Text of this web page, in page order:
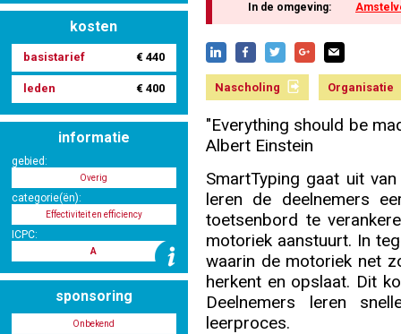
Nascholing aanmelden
Registreren
kosten
basistarief € 440
leden € 400
informatie
gebied:
Overig
categorie(ën):
Effectiviteit en efficiency
ICPC:
A
sponsoring
Onbekend
In de omgeving:
Nascholing Organisatie
"Everything should be
Albert Einstein
SmartTyping gaat uit
leren de deelnemers
toetsenbord te
motoriek aanstuurt. In
waarin de motoriek net
herkent en opslaat. Dit
Deelnemers leren
leerproces.